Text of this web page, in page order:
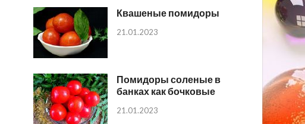
Квашеные помидоры
21.01.2023
Помидоры соленые в
банках как бочковые
21.01.2023